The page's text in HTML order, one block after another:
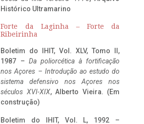
Histórico Ultramarino
Forte da Laginha – Forte da
Ribeirinha
Boletim do IHIT, Vol. XLV, Tomo II,
1987 – Da poliorcética à fortificação
nos Açores – Introdução ao estudo do
sistema defensivo nos Açores nos
séculos XVI-XIX, Alberto Vieira. (Em
construção)
Boletim do IHIT, Vol. L, 1992 –